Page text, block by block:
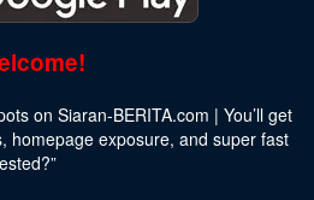
on Siaran-BERITA.com | You’ll get
homepage exposure, and super fast
?”